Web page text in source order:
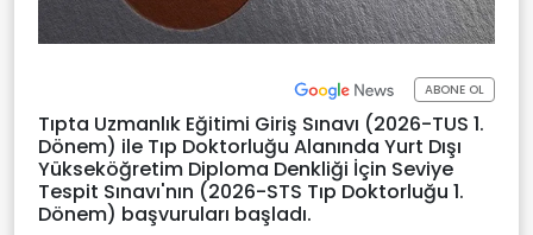
ABONE OL
Tıpta Uzmanlık Eğitimi Giriş Sınavı (2026-TUS 1.
Dönem) ile Tıp Doktorluğu Alanında Yurt Dışı
Yükseköğretim Diploma Denkliği İçin Seviye
Tespit Sınavı'nın (2026-STS Tıp Doktorluğu 1.
Dönem) başvuruları başladı.